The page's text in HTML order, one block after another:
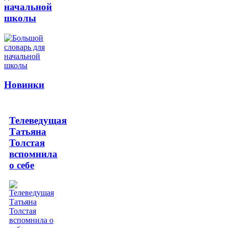
начальной
школы
Новинки
Телеведущая
Татьяна
Толстая
вспомнила
о себе